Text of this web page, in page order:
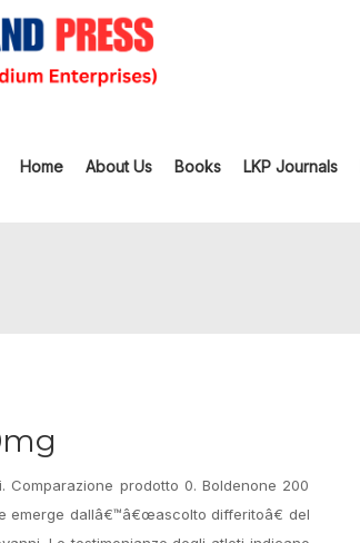
Home About Us Books LKP Journals
Comparazione prodotto 0. Boldenone 200
emerge dallâ€™â€œascolto differitoâ€ del